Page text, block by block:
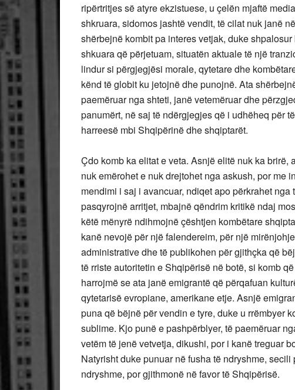
ripërtritjes së atyre ekzistuese, u çelën mjaftë
shkruara, sidomos jashtë vendit, të cilat nuk janë
shërbejnë kombit pa interes vetjak, duke
shkuara që përjetuam, situatën aktuale të një
lindur si përgjegjësi morale, qytetare dhe
kënd të globit ku jetojnë dhe punojnë. Ata
paemëruar nga shteti, janë vetemëruar dhe
panumërt, në saj të ndërgjegjes që i udhëheq për
harreesë mbi Shqipërinë dhe shqiptarët.
Çdo komb ka elitat e veta. Asnjë elitë nuk ka
nuk emërohet e nuk drejtohet nga askush, por me
mendimi i saj i avancuar, ndiqet apo përkrahet
pasqyrojnë arritjet, mbajnë qëndrim kritikë ndaj
këtë mënyrë ndihmojnë çështjen kombëtare
kanë nevojë për një falendereim, për një
administrative dhe të publikohen për gjithçka që
të rriste autoritetin e Shqipërisë në botë, si komb
harrojmë se ata janë emigrantë që përqafuan
qytetarisë evropiane, amerikane etje. Asnjë
puna që bëjnë për vendin e tyre, duke u rrëmbyer
sublime. Kjo punë e pashpërblyer, të paemëruar
vetëm të jenë vetvetja, dikushi, por i kanë treguar
Natyrisht duke punuar në fusha të ndryshme,
ndryshme, por gjithmonë në favor të Shqipërisë.